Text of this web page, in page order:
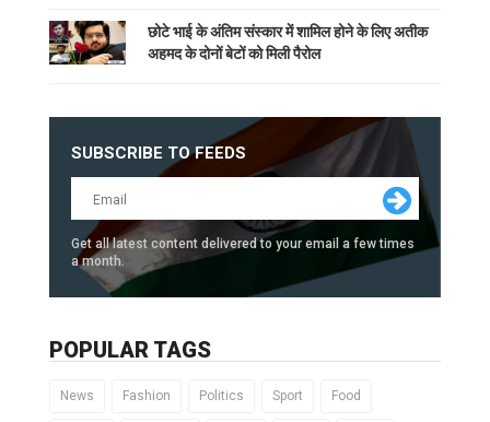
छोटे भाई के अंतिम संस्कार में शामिल होने के लिए अतीक
अहमद के दोनों बेटों को मिली पैरोल
SUBSCRIBE TO FEEDS
Get all latest content delivered to your email a few times
a month.
POPULAR TAGS
News Fashion Politics Sport Food